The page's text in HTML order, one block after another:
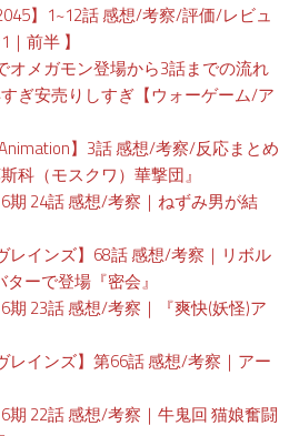
】1~12話 感想/考察/評価/レビュ
前半 】
オメガモン登場から3話までの流れ
ぎ安売りしすぎ【ウォーゲーム/ア
】3話 感想/考察/反応まとめ
科（モスクワ）華撃団』
期 24話 感想/考察｜ねずみ男が結
レインズ】68話 感想/考察｜リボル
ーで登場『密会』
期 23話 感想/考察｜『爽快(妖怪)ア
レインズ】第66話 感想/考察｜アー
期 22話 感想/考察｜牛鬼回 猫娘奮闘